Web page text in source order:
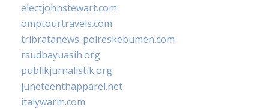
electjohnstewart.com
omptourtravels.com
tribratanews-polreskebumen.com
rsudbayuasih.org
publikjurnalistik.org
juneteenthapparel.net
italywarm.com